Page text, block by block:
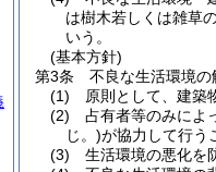
は樹木若しくは雑草
いう。
(基本方針)
第3条
不良な生活環境の
(1)
原則として、建築
(2)
占有者等のみによ
じ。)が協力して行う
(3)
生活環境の悪化を